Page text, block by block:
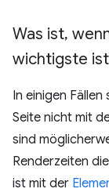
Was ist,
wichtigste
In einigen
Seite nicht mit
sind
Renderzeiten
ist mit der